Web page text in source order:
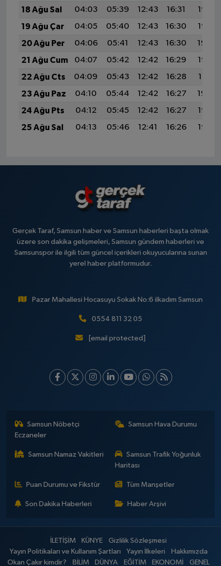
18 Ağu Sal
04:03 05:39 12:43 16:31
19:37
19 Ağu Çar
04:05 05:40 12:43 16:30
19:36
20 Ağu Per
04:06 05:41 12:43 16:30
19:34
21 Ağu Cum
04:07 05:42 12:42 16:29
19:33
22 Ağu Cts
04:09 05:43 12:42 16:28
19:31
23 Ağu Paz
04:10 05:44 12:42 16:27
19:30
24 Ağu Pts
04:12 05:45 12:42 16:27
19:28
25 Ağu Sal
04:13 05:46 12:41 16:26 19:27
Gerçek Taraf, Samsun haber ve Samsun haberleri başta olmak
üzere son dakika gelişmeleri, Samsun gündem haberleri ve
Samsunspor ile ilgili tüm güncel içerikleri okuyucularına sunan
yerel haber platformudur.
Pazar Mahallesi Hocasuyu Sokak No:6 ilkadım Samsun
0554 811 32 05
[email protected]
Samsun Nöbetçi
Eczaneler
Samsun Hava Durumu
Samsun Namaz Vakitleri
Samsun Trafik Yoğunluk
Haritası
Puan Durumu ve Fikstür Tüm Manşetler
Son Dakika Haberleri Haber Arşivi
İLETİŞİM KÜNYE
Gizlilik Sözleşmesi
Yayın Politikaları ve Kullanım Şartları
Yayın İlkeleri
Hakkımızda
Okan Çakır kimdir?
BİLİM DÜNYA EĞİTİM EKONOMİ GENEL